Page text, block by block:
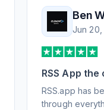
Ben
Jun 20,
RSS App
generation
RSS.app has
through